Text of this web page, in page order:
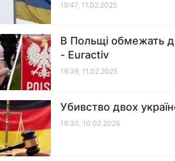
19:47, 11.02.2025
В Польщі обмежать
- Euractiv
19:39, 11.02.2025
Убивство двох
19:30, 10.02.2025